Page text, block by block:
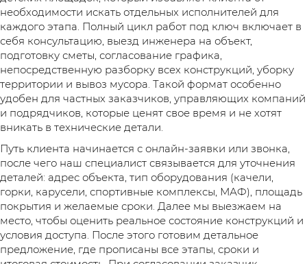
необходимости искать отдельных исполнителей для
каждого этапа. Полный цикл работ под ключ включает в
себя консультацию, выезд инженера на объект,
подготовку сметы, согласование графика,
непосредственную разборку всех конструкций, уборку
территории и вывоз мусора. Такой формат особенно
удобен для частных заказчиков, управляющих компаний
и подрядчиков, которые ценят свое время и не хотят
вникать в технические детали.
Путь клиента начинается с онлайн-заявки или звонка,
после чего наш специалист связывается для уточнения
деталей: адрес объекта, тип оборудования (качели,
горки, карусели, спортивные комплексы, МАФ), площадь
покрытия и желаемые сроки. Далее мы выезжаем на
место, чтобы оценить реальное состояние конструкций и
условия доступа. После этого готовим детальное
предложение, где прописаны все этапы, сроки и